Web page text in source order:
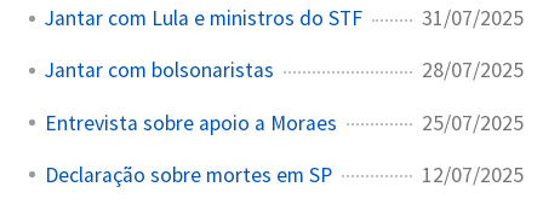
Jantar com Lula e ministros do STF 31/07/2025
Jantar com bolsonaristas 28/07/2025
Entrevista sobre apoio a Moraes 25/07/2025
Declaração sobre mortes em SP 12/07/2025